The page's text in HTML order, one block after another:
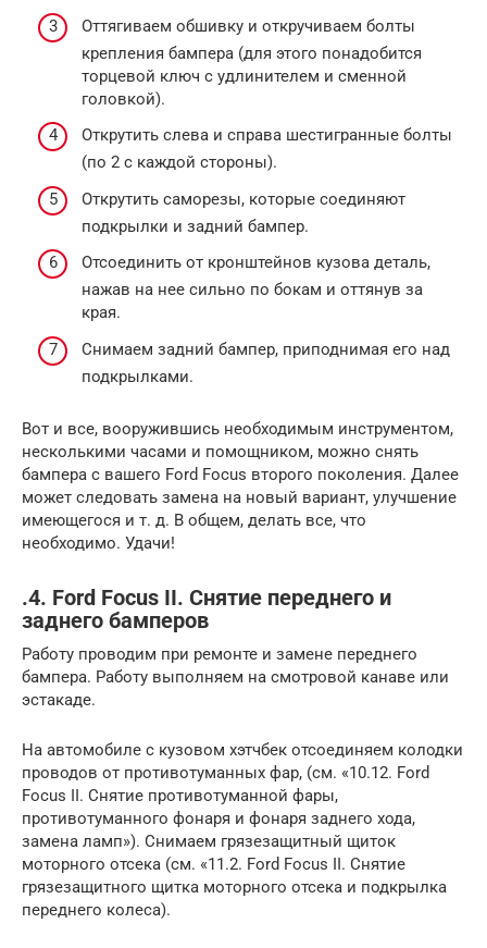
Оттягиваем обшивку и откручиваем болты
крепления бампера (для этого понадобится
торцевой ключ с удлинителем и сменной
головкой).
Открутить слева и справа шестигранные болты
(по 2 с каждой стороны).
Открутить саморезы, которые соединяют
подкрылки и задний бампер.
Отсоединить от кронштейнов кузова деталь,
нажав на нее сильно по бокам и оттянув за
края.
Снимаем задний бампер, приподнимая его над
подкрылками.
Вот и все, вооружившись необходимым инструментом,
несколькими часами и помощником, можно снять
бампера с вашего Ford Focus второго поколения. Далее
может следовать замена на новый вариант, улучшение
имеющегося и т. д. В общем, делать все, что
необходимо. Удачи!
.4. Ford Focus II. Снятие переднего и
заднего бамперов
Работу проводим при ремонте и замене переднего
бампера. Работу выполняем на смотровой канаве или
эстакаде.
На автомобиле с кузовом хэтчбек отсоединяем колодки
проводов от противотуманных фар, (см. «10.12. Ford
Focus II. Снятие противотуманной фары,
противотуманного фонаря и фонаря заднего хода,
замена ламп»). Снимаем грязезащитный щиток
моторного отсека (см. «11.2. Ford Focus II. Снятие
грязезащитного щитка моторного отсека и подкрылка
переднего колеса).